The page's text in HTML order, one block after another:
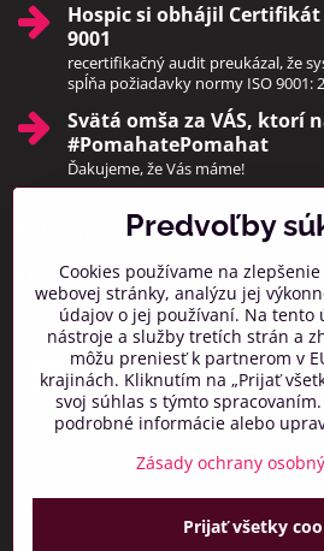
Hospic si obhájil Certifikát
9001
recertifikačný audit preukázal, že
spĺňa požiadavky normy ISO 9001:
Svätá omša za VÁS, ktorí
#PomahatePomahat
Ďakujeme, že Vás máme!
Pridajte sa k nám
Facebook Instagram
Prihlásiť na odber noviniek
©2026
Predvoľby
Cookies používame na
webovej stránky, analýzu jej
údajov o jej používaní. Na tento
nástroje a služby tretích strán a
môžu preniesť k partnerom v
krajinách. Kliknutím na „Prijať
svoj súhlas s týmto
podrobné informácie alebo
Zásady ochrany
Prijať všetky